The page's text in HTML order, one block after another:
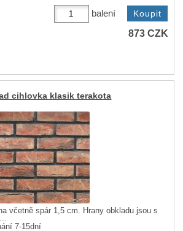
balení
873CZK
cihlovka klasik terakota
včetně spár 1,5 cm. Hrany obkladu jsou s
7-15dní